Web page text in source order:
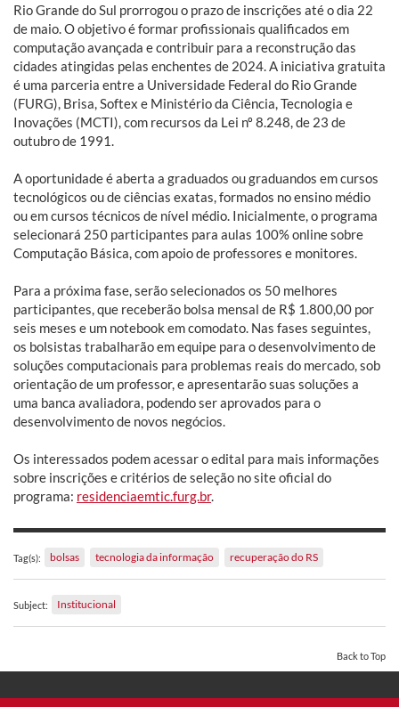
Rio Grande do Sul prorrogou o prazo de inscrições até o dia 22
de maio. O objetivo é formar profissionais qualificados em
computação avançada e contribuir para a reconstrução das
cidades atingidas pelas enchentes de 2024. A iniciativa gratuita
é uma parceria entre a Universidade Federal do Rio Grande
(FURG), Brisa, Softex e Ministério da Ciência, Tecnologia e
Inovações (MCTI), com recursos da Lei nº 8.248, de 23 de
outubro de 1991.
A oportunidade é aberta a graduados ou graduandos em cursos
tecnológicos ou de ciências exatas, formados no ensino médio
ou em cursos técnicos de nível médio. Inicialmente, o programa
selecionará 250 participantes para aulas 100% online sobre
Computação Básica, com apoio de professores e monitores.
Para a próxima fase, serão selecionados os 50 melhores
participantes, que receberão bolsa mensal de R$ 1.800,00 por
seis meses e um notebook em comodato. Nas fases seguintes,
os bolsistas trabalharão em equipe para o desenvolvimento de
soluções computacionais para problemas reais do mercado, sob
orientação de um professor, e apresentarão suas soluções a
uma banca avaliadora, podendo ser aprovados para o
desenvolvimento de novos negócios.
Os interessados podem acessar o edital para mais informações
sobre inscrições e critérios de seleção no site oficial do
programa: residenciaemtic.furg.br.
Tag(s): bolsas tecnologia da informação recuperação do RS
Subject: Institucional
Back to Top